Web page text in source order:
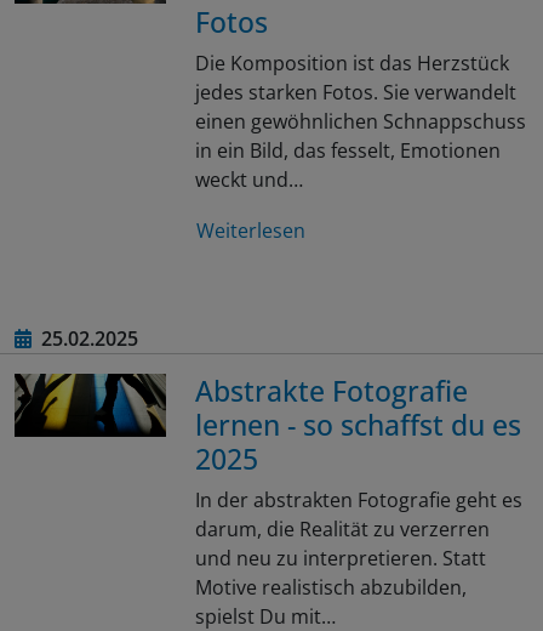
Fotos
Die Komposition ist das Herzstück
jedes starken Fotos. Sie verwandelt
einen gewöhnlichen Schnappschuss
in ein Bild, das fesselt, Emotionen
weckt und…
Weiterlesen
25.02.2025
Abstrakte Fotografie
lernen - so schaffst du es
2025
In der abstrakten Fotografie geht es
darum, die Realität zu verzerren
und neu zu interpretieren. Statt
Motive realistisch abzubilden,
spielst Du mit…